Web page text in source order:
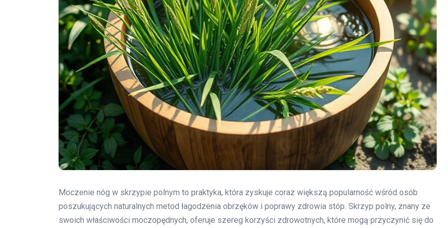
Moczenie nóg w skrzypie polnym to praktyka, która zyskuje coraz większą popularność wśród osób
poszukujących naturalnych metod łagodzenia obrzęków i poprawy zdrowia stóp. Skrzyp polny, znany ze
swoich właściwości moczopędnych, oferuje szereg korzyści zdrowotnych, które mogą przyczynić się do